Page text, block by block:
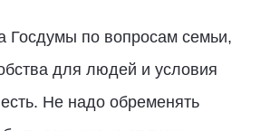
Госдумы по вопросам семьи,
для людей и условия
Не надо обременять